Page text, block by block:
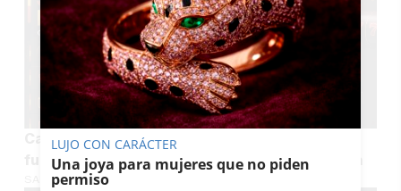
Casinos sin registro en España qué son y cómo
funcionan los casinos online sin cuenta clásica
SARA GUERRA
LUJO CON CARÁCTER
Una joya para mujeres que no piden
permiso